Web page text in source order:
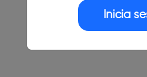
Inicia